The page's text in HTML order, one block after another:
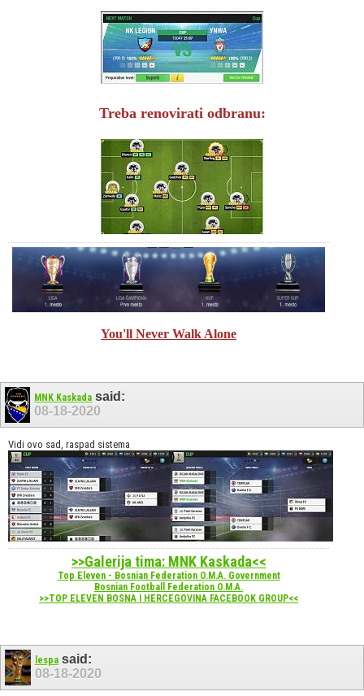
Treba renovirati odbranu:
You'll Never Walk Alone
MNK Kaskada said:
08-18-2020
Vidi ovo sad, raspad sistema
>>Galerija tima: MNK Kaskada<<
Top Eleven - Bosnian Federation O.M.A. Government
Bosnian Football Federation O.M.A.
>>TOP ELEVEN BOSNA I HERCEGOVINA FACEBOOK GROUP<<
lespasaid:
08-18-2020